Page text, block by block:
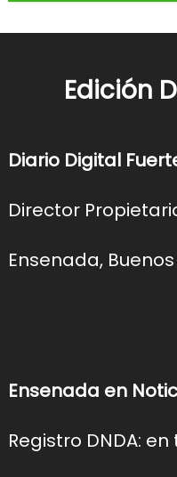
Edición
Diario Digital
Director
Ensenada,
Ensenada en
Registro DNDA: